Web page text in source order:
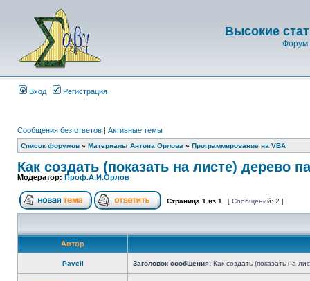
Высокие
Форум
Вход Регистрация
Сообщения без ответов | Активные темы
Список форумов » Материалы Антона Орлова » Программирование на VBA
Как создать (показать на листе) дерево
Модератор: Проф.А.И.Орлов
Страница 1 из 1 [ Сообщений: 2 ]
Автор
Pavell Заголовок сообщения: Как создать (показать на